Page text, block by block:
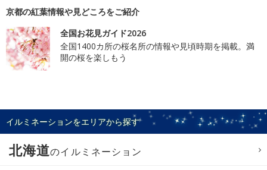
京都の紅葉情報や見どころをご紹介
全国お花見ガイド2026
全国1400カ所の桜名所の情報や見頃時期を掲載。満
開の桜を楽しもう
イルミネーションをエリアから探す
北海道のイルミネーション